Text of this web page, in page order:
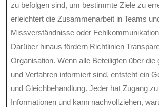
zu befolgen sind, um bestimmte Ziele zu
erleichtert die Zusammenarbeit in Teams
Missverständnisse oder
Darüber hinaus fördern Richtlinien
Organisation. Wenn alle Beteiligten über die
und Verfahren informiert sind, entsteht ein
und Gleichbehandlung. Jeder hat Zugang
Informationen und kann nachvollziehen,